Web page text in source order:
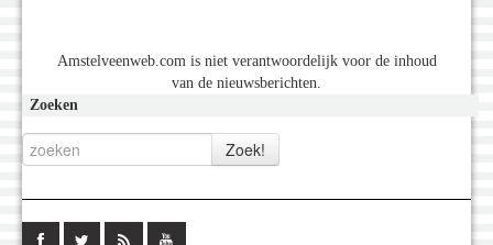
Amstelveenweb.com is niet verantwoordelijk voor de inhoud
van de nieuwsberichten.
Zoeken